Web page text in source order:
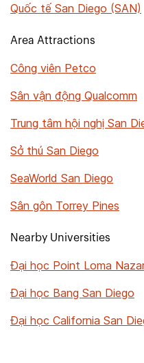
Quốc tế San Diego (SAN)
Area Attractions
Công viên Petco
Sân vận động Qualcomm
Trung tâm hội nghị San
Sở thú San Diego
SeaWorld San Diego
Sân gôn Torrey Pines
Nearby Universities
Đại học Point Loma
Đại học Bang San Diego
Đại học California San